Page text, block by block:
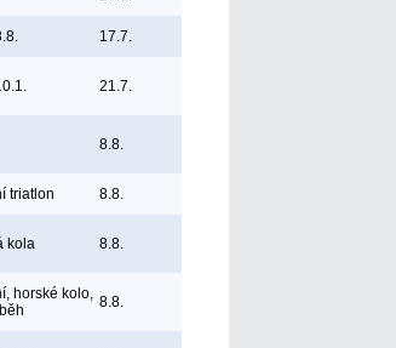
17.7.
21.7.
8.8.
triatlon 8.8.
kola 8.8.
horské kolo, 8.8.